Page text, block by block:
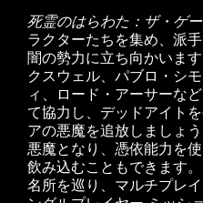
死霊のはらわた：ザ・ゲ
ラクターたちを集め、派
闇の勢力に立ち向かいま
クスウェル、パブロ・シ
ィ、ロード・アーサーな
て協力し、デッドアイト
アの悪魔を追放しましょ
悪魔となり、憑依能力を
飲み込むこともできます
名所を巡り、マルチプレ